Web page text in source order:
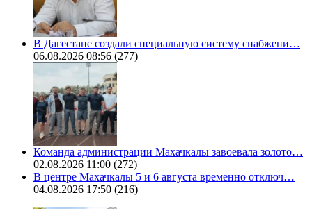
В Дагестане создали специальную систему снабжени…
06.08.2026 08:56 (277)
Команда администрации Махачкалы завоевала золото…
02.08.2026 11:00 (272)
В центре Махачкалы 5 и 6 августа временно отключ…
04.08.2026 17:50 (216)